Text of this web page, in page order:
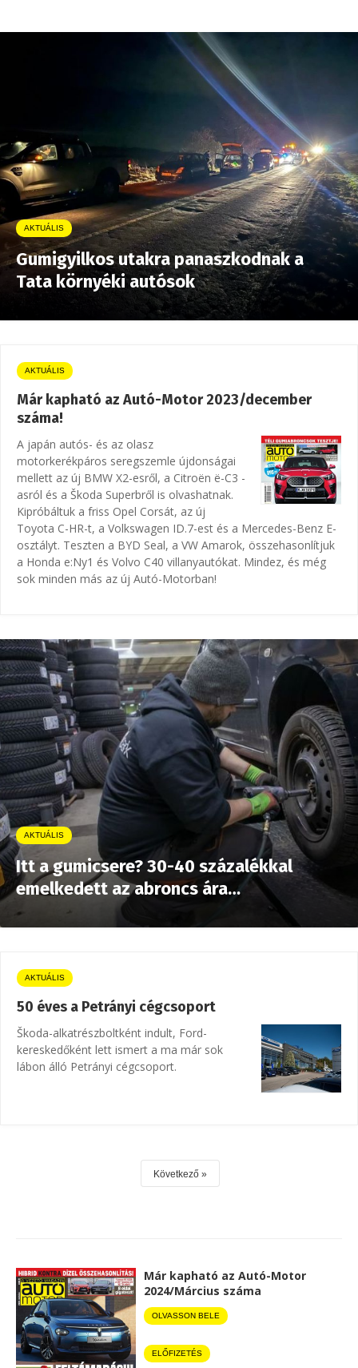
AKTUÁLIS
Gumigyilkos utakra panaszkodnak a
Tata környéki autósok
AKTUÁLIS
Már kapható az Autó-Motor 2023/december
száma!
A japán autós- és az olasz
motorkerékpáros seregszemle újdonságai
mellett az új BMW X2-esről, a Citroën ë-C3 -
asról és a Škoda Superbről is olvashatnak.
Kipróbáltuk a friss Opel Corsát, az új
Toyota C-HR-t, a Volkswagen ID.7-est és a Mercedes-Benz E-
osztályt. Teszten a BYD Seal, a VW Amarok, összehasonlítjuk
a Honda e:Ny1 és Volvo C40 villanyautókat. Mindez, és még
sok minden más az új Autó-Motorban!
AKTUÁLIS
Itt a gumicsere? 30-40 százalékkal
emelkedett az abroncs ára…
AKTUÁLIS
50 éves a Petrányi cégcsoport
Škoda-alkatrészboltként indult, Ford-
kereskedőként lett ismert a ma már sok
lábon álló Petrányi cégcsoport.
Következő
Már kapható az Autó-Motor
2024/Március száma
OLVASSON BELE
ELŐFIZETÉS